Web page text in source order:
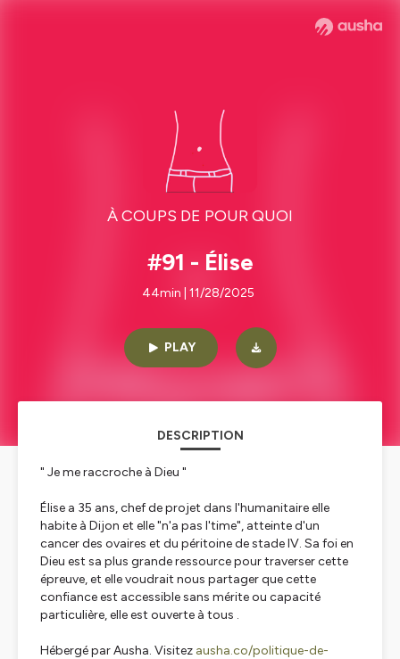
À COUPS DE POUR QUOI
#91 - Élise
44min | 11/28/2025
PLAY
DESCRIPTION
" Je me raccroche à Dieu "
Élise a 35 ans, chef de projet dans l'humanitaire elle
habite à Dijon et elle "n'a pas l'time", atteinte d'un
cancer des ovaires et du péritoine de stade IV. Sa foi en
Dieu est sa plus grande ressource pour traverser cette
épreuve, et elle voudrait nous partager que cette
confiance est accessible sans mérite ou capacité
particulière, elle est ouverte à tous .
Hébergé par Ausha. Visitez ausha.co/politique-de-